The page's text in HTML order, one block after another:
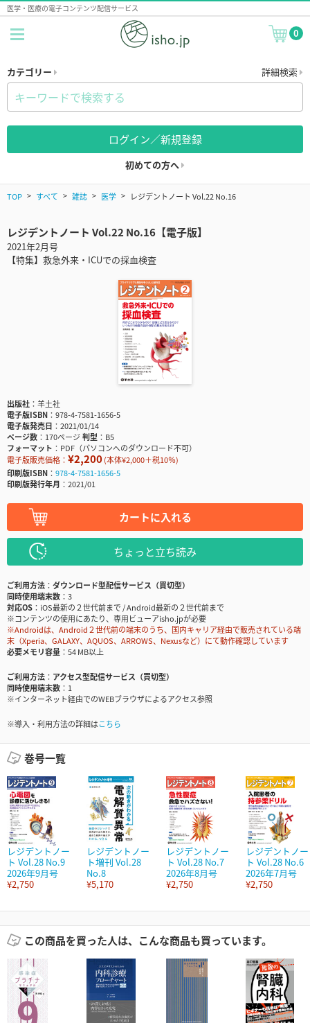
医学・医療の電子コンテンツ配信サービス
0
カテゴリー 詳細検索
ログイン／新規登録
初めての方へ
TOP すべて 雑誌 医学 レジデントノート Vol.22 No.16
レジデントノート Vol.22 No.16【電子版】
2021年2月号
【特集】救急外来・ICUでの採血検査
出版社
羊土社
電子版ISBN
978-4-7581-1656-5
電子版発売日
2021/01/14
ページ数
170ページ判型
B5
フォーマット
PDF（パソコンへのダウンロード不可）
電子版販売価格： ¥2,200(本体¥2,000＋税10％)
印刷版ISBN
978-4-7581-1656-5
印刷版発行年月
2021/01
カートに入れる
ちょっと立ち読み
ご利用方法
ダウンロード型配信サービス（買切型）
同時使用端末数
3
対応OS
iOS最新の２世代前まで / Android最新の２世代前まで
※コンテンツの使用にあたり、専用ビューアisho.jpが必要
※Androidは、Android２世代前の端末のうち、国内キャリア経由で販売されている端
末（Xperia、GALAXY、AQUOS、ARROWS、Nexusなど）にて動作確認しています
必要メモリ容量
54 MB以上
ご利用方法
アクセス型配信サービス（買切型）
同時使用端末数
1
※インターネット経由でのWEBブラウザによるアクセス参照
※導入・利用方法の詳細はこちら
巻号一覧
レジデントノー
ト Vol.28 No.9
2026年9月号
¥2,750
レジデントノー
ト増刊 Vol.28
No.8
¥5,170
レジデントノー
ト Vol.28 No.7
2026年8月号
¥2,750
レジデントノー
ト Vol.28 No.6
2026年7月号
¥2,750
この商品を買った人は、こんな商品も買っています。